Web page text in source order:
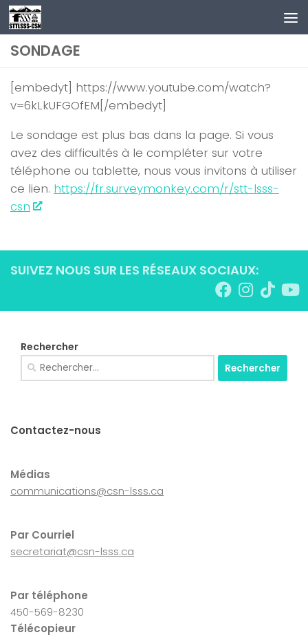
Au dessous du contenu
SONDAGE
[embedyt] https://www.youtube.com/watch?
v=6kLkUFGOfEM[/embedyt]
Le sondage est plus bas dans la page. Si vous
avez des difficultés à le compléter sur votre
téléphone ou tablette, nous vous invitons à utiliser
ce lien. https://fr.surveymonkey.com/r/stt-lsss-
csn
SUIVEZ NOUS SUR LES RÉSEAUX SOCIAUX:
Rechercher
Rechercher :
Contactez-nous
Médias
communications@csn-lsss.ca
Par Courriel
secretariat@csn-lsss.ca
Par téléphone
450-569-8230
Télécopieur